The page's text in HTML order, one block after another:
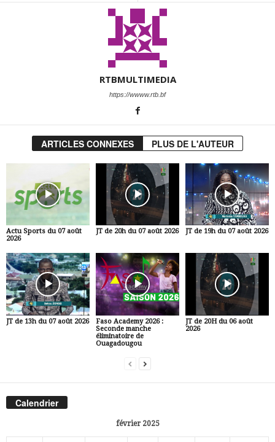
RTBMULTIMEDIA
https://wwww.rtb.bf
ARTICLES CONNEXES PLUS DE L'AUTEUR
Actu Sports du 07 août
2026
JT de 20h du 07 août 2026 JT de 19h du 07 août 2026
JT de 13h du 07 août 2026
Faso Academy 2026 :
Seconde manche
éliminatoire de
Ouagadougou
JT de 20H du 06 août
2026
Calendrier
février 2025